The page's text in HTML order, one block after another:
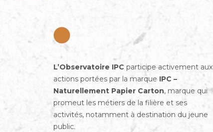
L’Observatoire IPC participe activement aux
actions portées par la marque IPC –
Naturellement Papier Carton, marque qui
promeut les métiers de la filière et ses
activités, notamment à destination du jeune
public.